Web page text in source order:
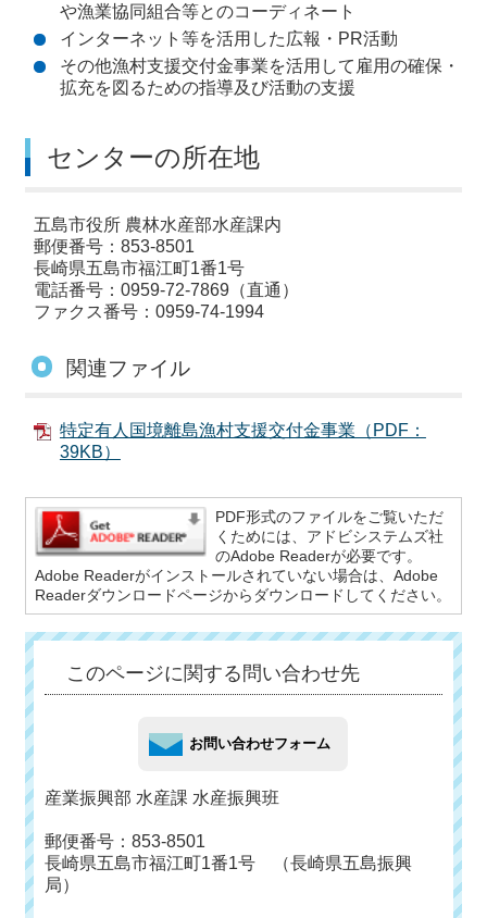
や漁業協同組合等とのコーディネート
インターネット等を活用した広報・PR活動
その他漁村支援交付金事業を活用して雇用の確保・
拡充を図るための指導及び活動の支援
センターの所在地
五島市役所 農林水産部水産課内
郵便番号：853-8501
長崎県五島市福江町1番1号
電話番号：0959-72-7869（直通）
ファクス番号：0959-74-1994
関連ファイル
特定有人国境離島漁村支援交付金事業（PDF：
39KB）
PDF形式のファイルをご覧いただ
くためには、アドビシステムズ社
のAdobe Readerが必要です。
Adobe Readerがインストールされていない場合は、Adobe
Readerダウンロードページからダウンロードしてください。
このページに関する問い合わせ先
産業振興部 水産課 水産振興班
郵便番号：853-8501
長崎県五島市福江町1番1号 （長崎県五島振興
局）